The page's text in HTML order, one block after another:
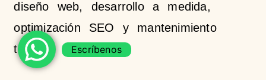
diseño web, desarrollo a medida,
optimización SEO y mantenimiento
técnico.
Escríbenos